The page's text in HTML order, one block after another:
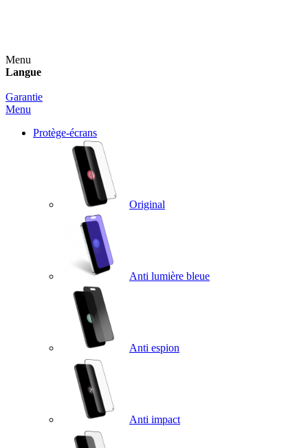
Menu
Langue
Garantie
Menu
Protège-écrans
Original
Anti lumière bleue
Anti espion
Anti impact